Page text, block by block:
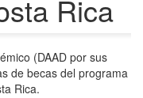
Rica
(DAAD por sus
de becas del programa
Rica.